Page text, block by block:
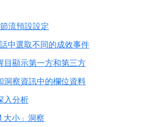
流預設設定
中選取不同的成效事件
目顯示第一方和第三方
洞察資訊中的欄位資料
入分析
大小」洞察